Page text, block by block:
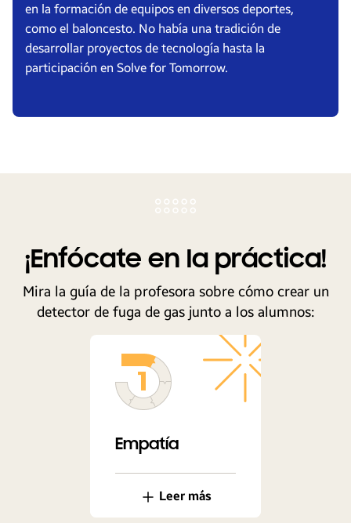
en la formación de equipos en diversos deportes,
como el baloncesto. No había una tradición de
desarrollar proyectos de tecnología hasta la
participación en Solve for Tomorrow.
¡Enfócate en la práctica!
Mira la guía de la profesora sobre cómo crear un
detector de fuga de gas junto a los alumnos:
Empatía
Leer más